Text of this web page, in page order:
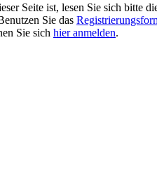
Seite ist, lesen Sie sich bitte
Sie das
Sie sich hier anmelden.